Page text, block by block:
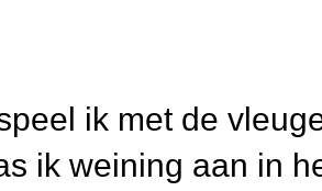
ik met de
ik weining aan in